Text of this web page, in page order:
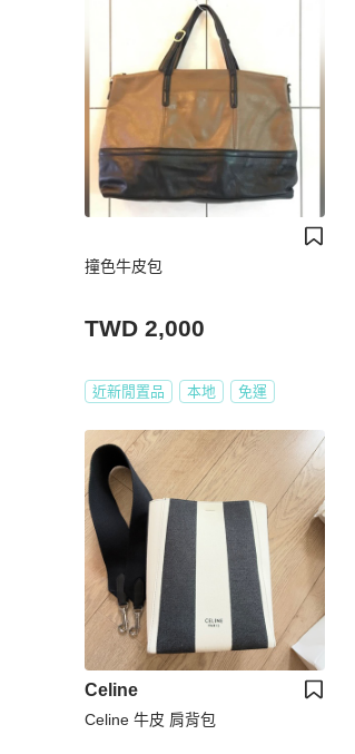
撞色牛皮包
TWD 2,000
近新閒置品 本地 免運
Celine
Celine 牛皮 肩背包